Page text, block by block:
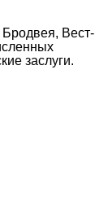
Вест-
заслуги.